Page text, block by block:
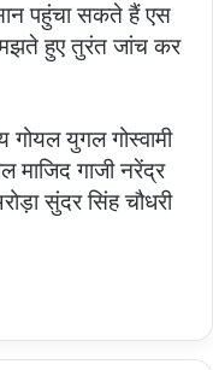
पहुंचा सकते हैं एस
हुए तुरंत जांच कर
युगल गोस्वामी
गाजी नरेंद्र
सुंदर सिंह चौधरी